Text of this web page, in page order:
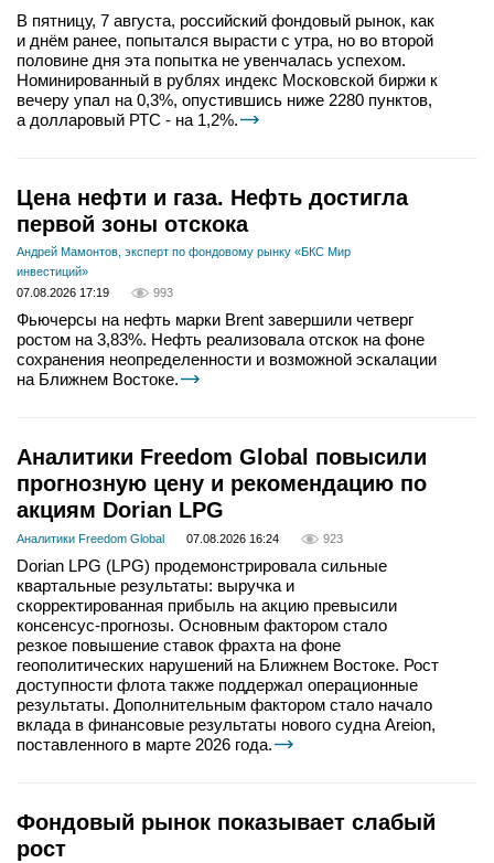
В пятницу, 7 августа, российский фондовый рынок, как
и днём ранее, попытался вырасти с утра, но во второй
половине дня эта попытка не увенчалась успехом.
Номинированный в рублях индекс Московской биржи к
вечеру упал на 0,3%, опустившись ниже 2280 пунктов,
а долларовый РТС - на 1,2%.
Цена нефти и газа. Нефть достигла
первой зоны отскока
Андрей Мамонтов, эксперт по фондовому рынку «БКС Мир
инвестиций»
07.08.2026 17:19
993
Фьючерсы на нефть марки Brent завершили четверг
ростом на 3,83%. Нефть реализовала отскок на фоне
сохранения неопределенности и возможной эскалации
на Ближнем Востоке.
Аналитики Freedom Global повысили
прогнозную цену и рекомендацию по
акциям Dorian LPG
Аналитики Freedom Global 07.08.2026 16:24 923
Dorian LPG (LPG) продемонстрировала сильные
квартальные результаты: выручка и
скорректированная прибыль на акцию превысили
консенсус-прогнозы. Основным фактором стало
резкое повышение ставок фрахта на фоне
геополитических нарушений на Ближнем Востоке. Рост
доступности флота также поддержал операционные
результаты. Дополнительным фактором стало начало
вклада в финансовые результаты нового судна Areion,
поставленного в марте 2026 года.
Фондовый рынок показывает слабый
рост